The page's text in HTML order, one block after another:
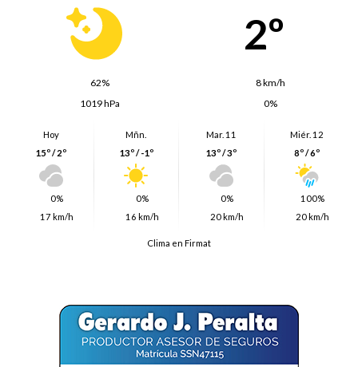
2º
62%
8 km/h
1019 hPa
0%
Hoy
15º / 2º
0%
17 km/h
Mñn.
13º / -1º
0%
16 km/h
Mar. 11
13º / 3º
0%
20 km/h
Miér. 12
8º / 6º
100%
20 km/h
Clima en Firmat